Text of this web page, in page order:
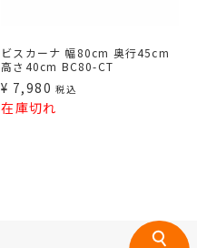
ビスカーナ 幅80cm 奥行45cm
高さ40cm BC80-CT
¥ 7,980 税込
在庫切れ